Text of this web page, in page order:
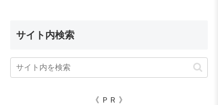
サイト内検索
《 ＰＲ 》